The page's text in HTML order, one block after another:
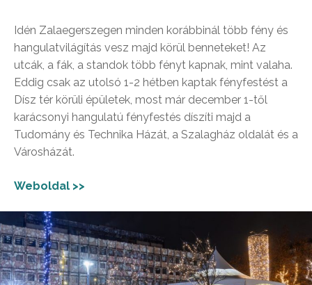
Idén Zalaegerszegen minden korábbinál több fény és
hangulatvilágítás vesz majd körül benneteket! Az
utcák, a fák, a standok több fényt kapnak, mint valaha.
Eddig csak az utolsó 1-2 hétben kaptak fényfestést a
Dísz tér körüli épületek, most már december 1-től
karácsonyi hangulatú fényfestés díszíti majd a
Tudomány és Technika Házát, a Szalagház oldalát és a
Városházát.
Weboldal >>